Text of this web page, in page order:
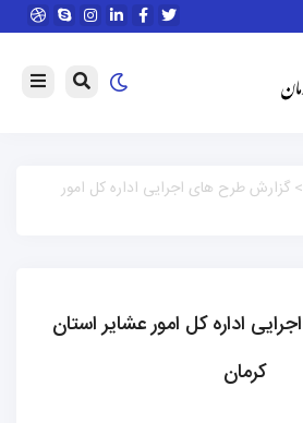
طرح های اجرایی اداره کل امور
اداره کل امور عشایر استان
کرمان